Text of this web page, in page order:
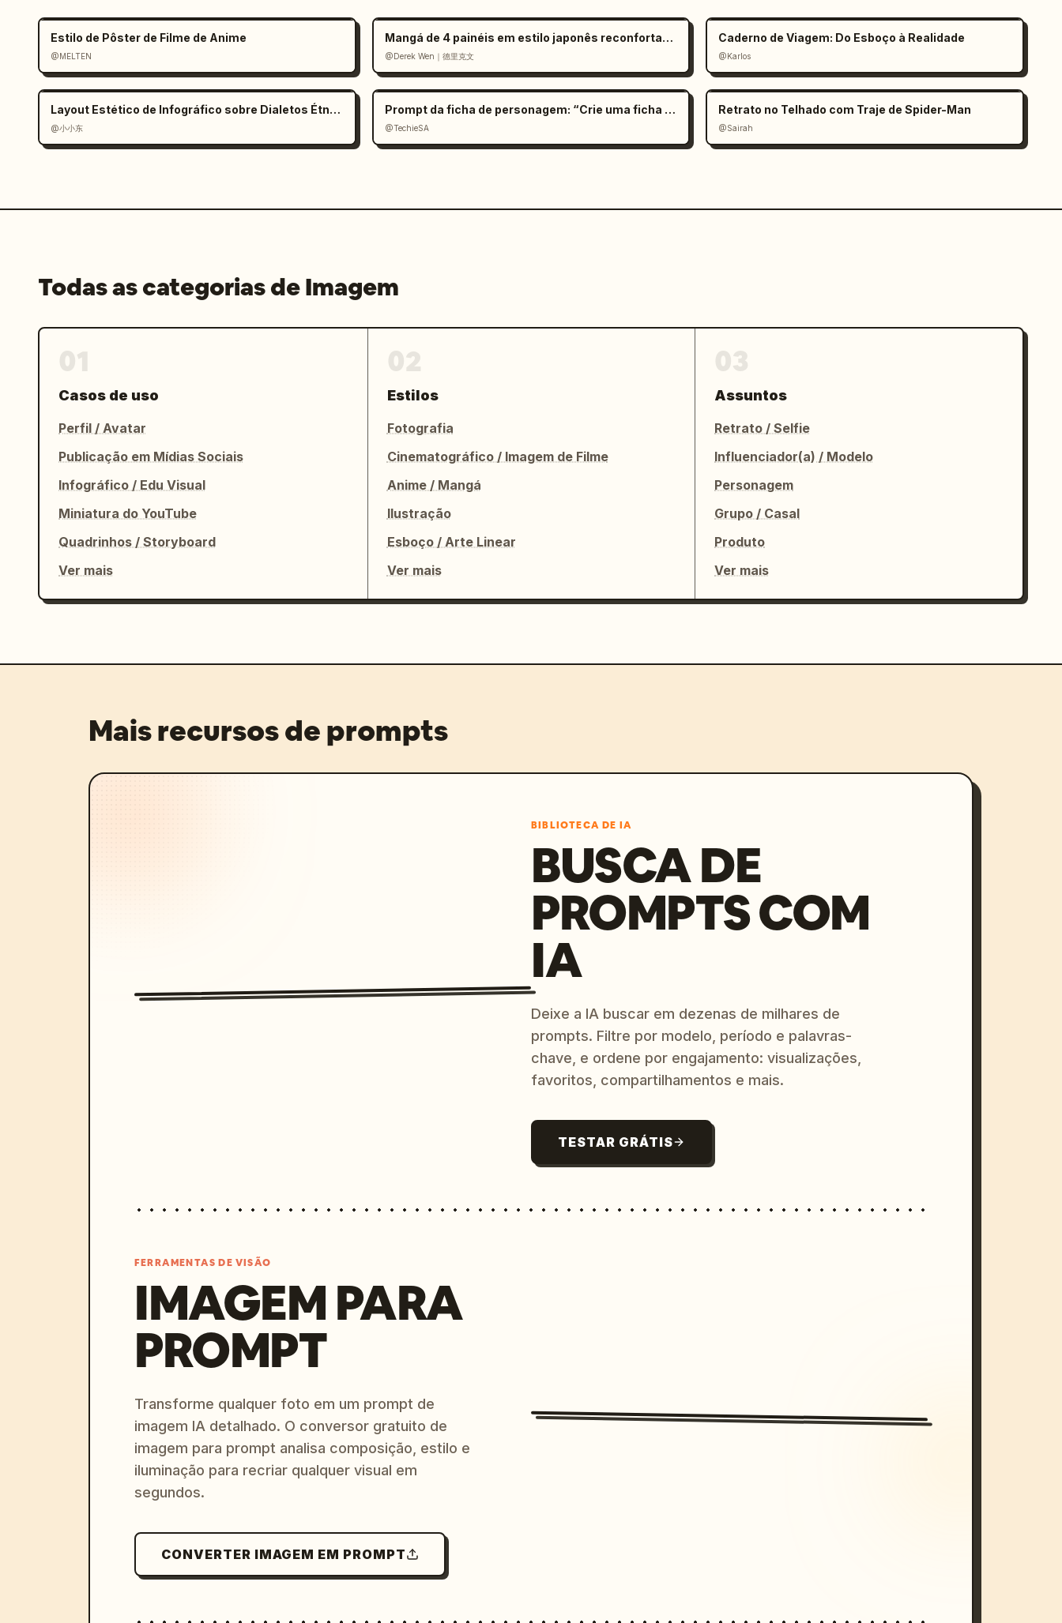
Estilo de Pôster de Filme de Anime
@MELTEN
Mangá de 4 painéis em estilo japonês reconfortante
@Derek Wen｜德里克文
Caderno de Viagem: Do Esboço à Realidade
@Karlos
Layout Estético de Infográfico sobre Dialetos Étnicos
@小小东
Prompt da ficha de personagem: “Crie uma ficha cinemat
@TechieSA
Retrato no Telhado com Traje de Spider-Man
@Sairah
Todas as categorias de Imagem
Casos de uso
Perfil / Avatar
Publicação em Mídias Sociais
Infográfico / Edu Visual
Miniatura do YouTube
Quadrinhos / Storyboard
Ver mais
Estilos
Fotografia
Cinematográfico / Imagem de Filme
Anime / Mangá
Ilustração
Esboço / Arte Linear
Ver mais
Assuntos
Retrato / Selfie
Influenciador(a) / Modelo
Personagem
Grupo / Casal
Produto
Ver mais
Mais recursos de prompts
BIBLIOTECA DE IA
BUSCA DE
PROMPTS COM
IA
Deixe a IA buscar em dezenas de milhares de
prompts. Filtre por modelo, período e palavras-
chave, e ordene por engajamento: visualizações,
favoritos, compartilhamentos e mais.
TESTAR GRÁTIS
FERRAMENTAS DE VISÃO
IMAGEM PARA
PROMPT
Transforme qualquer foto em um prompt de
imagem IA detalhado. O conversor gratuito de
imagem para prompt analisa composição, estilo e
iluminação para recriar qualquer visual em
segundos.
CONVERTER IMAGEM EM PROMPT